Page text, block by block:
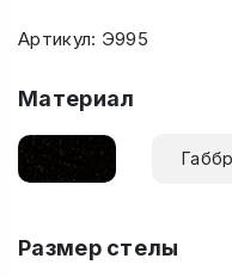
Артикул: Э995
Материал
Размер стелы